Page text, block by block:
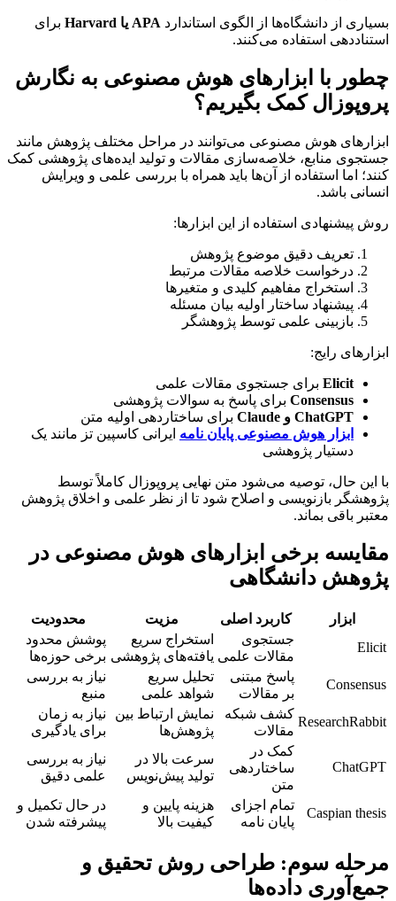
بسیاری از دانشگاه‌ها از الگوی استاندارد APA یا Harvard
برای
استناددهی استفاده می‌کنند.
چطور با ابزارهای هوش مصنوعی به نگارش
پروپوزال کمک بگیریم؟
ابزارهای هوش مصنوعی می‌توانند در مراحل مختلف پژوهش مانند
جستجوی منابع، خلاصه‌سازی مقالات و تولید ایده‌های پژوهشی کمک
کنند؛ اما استفاده از آن‌ها باید همراه با بررسی علمی و ویرایش
انسانی باشد.
روش پیشنهادی استفاده از این ابزارها:
تعریف دقیق موضوع پژوهش
درخواست خلاصه مقالات مرتبط
استخراج مفاهیم کلیدی و متغیرها
پیشنهاد ساختار اولیه بیان مسئله
بازبینی علمی توسط پژوهشگر
ابزارهای رایج:
Elicit برای جستجوی مقالات علمی
Consensus برای پاسخ به سوالات پژوهشی
ChatGPT و Claude
برای ساختاردهی اولیه متن
ابزار هوش مصنوعی پایان نامه ایرانی کاسپین تز مانند یک
دستیار پژوهشی
با این حال، توصیه می‌شود متن نهایی پروپوزال کاملاً توسط
پژوهشگر بازنویسی و اصلاح شود تا از نظر علمی و اخلاق پژوهش
معتبر باقی بماند.
مقایسه برخی ابزارهای هوش مصنوعی در
پژوهش دانشگاهی
ابزار کاربرد اصلی مزیت
محدودیت
Elicit
جستجوی
مقالات علمی
استخراج سریع
یافته‌های پژوهشی
پوشش محدود
برخی حوزه‌ها
Consensus
پاسخ مبتنی
بر مقالات
تحلیل سریع
شواهد علمی
نیاز به بررسی
منبع
ResearchRabbit
کشف شبکه
مقالات
نمایش ارتباط بین
پژوهش‌ها
نیاز به زمان
برای یادگیری
ChatGPT
کمک در
ساختاردهی
متن
سرعت بالا در
تولید پیش‌نویس
نیاز به بررسی
علمی دقیق
Caspian thesis
تمام اجزای
پایان نامه
هزینه پایین و
کیفیت بالا
در حال تکمیل و
پیشرفته شدن
مرحله سوم: طراحی روش تحقیق و
جمع‌آوری داده‌ها